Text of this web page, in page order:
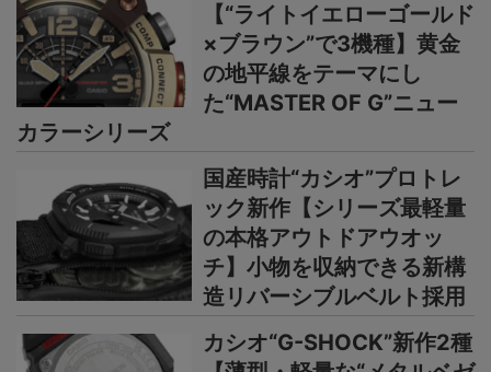
【“ライトイエローゴールド
×ブラウン”で3機種】黄金
の地平線をテーマにし
た“MASTER OF G”ニュー
カラーシリーズ
国産時計“カシオ”プロトレ
ック新作【シリーズ最軽量
の本格アウトドアウオッ
チ】小物を収納できる新構
造リバーシブルベルト採用
カシオ“G-SHOCK”新作2種